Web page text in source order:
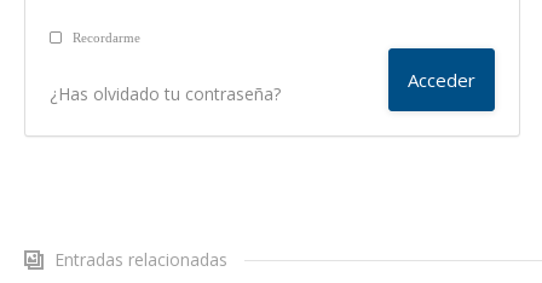
Recordarme
¿Has olvidado tu contraseña?
Entradas relacionadas